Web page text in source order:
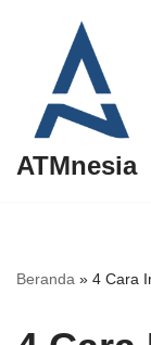
Lompat
konten
ATMnesia
Beranda » 4 Cara